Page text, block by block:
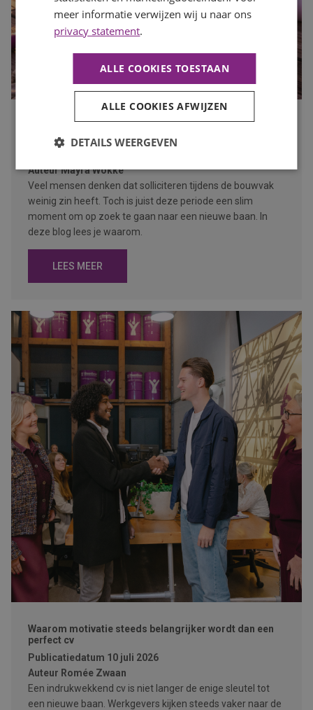
naar een nieuwe baan
AuteurMayra Wokke
Veel mensen denken dat solliciteren tijdens de bouwvak
weinig zin heeft. Toch is juist deze periode een slim
moment om op zoek te gaan naar een nieuwe baan. In
deze blog lees je waarom.
LEES MEER
Waarom motivatie steeds belangrijker wordt dan een
perfect cv
Publicatiedatum 10 juli 2026
Auteur Romée Zwaan
Een indrukwekkend cv is niet langer de enige sleutel tot
een nieuwe baan. Werkgevers kijken steeds vaker naar de
meer informatie verwijzen wij u naar ons
privacy statement.
ALLE COOKIES TOESTAAN
ALLE COOKIES AFWIJZEN
DETAILS WEERGEVEN